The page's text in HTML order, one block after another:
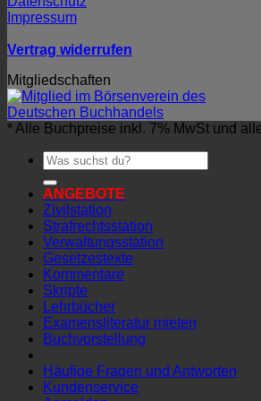
Impressum
Vertrag widerrufen
Mitgliedschaften
* Alle Buchpreise inkl. 7% MwSt und
Suchen
nach:
ANGEBOTE
Zivilstation
Strafrechtsstation
Verwaltungsstation
Gesetzestexte
Kommentare
Skripte
Lehrbücher
Examensliteratur mieten
Buchvorstellung
Häufige Fragen und Antworten
Kundenservice